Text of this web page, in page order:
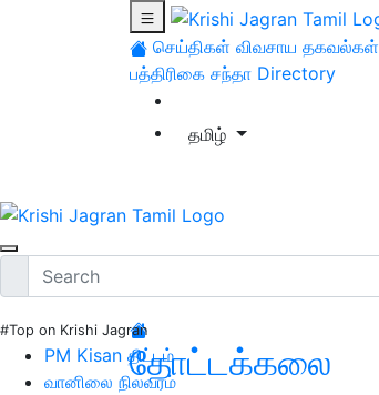
செய்திகள் விவசாய தகவல்கள்
பத்திரிகை சந்தா Directory
தமிழ்
#Top on Krishi Jagran
PM Kisan திட்டம்
வானிலை நிலவரம்தோட்டக்கலை